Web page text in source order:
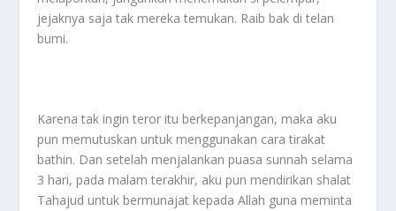
jejaknya saja tak mereka temukan. Raib bak di telan
bumi.
Karena tak ingin teror itu berkepanjangan, maka aku
pun memutuskan untuk menggunakan cara tirakat
bathin. Dan setelah menjalankan puasa sunnah selama
3 hari, pada malam terakhir, aku pun mendirikan shalat
Tahajud untuk bermunajat kepada Allah guna meminta